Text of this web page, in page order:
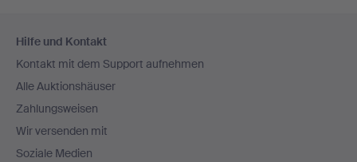
Navigation
Hilfe und Kontakt
Kontakt mit dem Support aufnehmen
Alle Auktionshäuser
Zahlungsweisen
Wir versenden mit
Soziale Medien